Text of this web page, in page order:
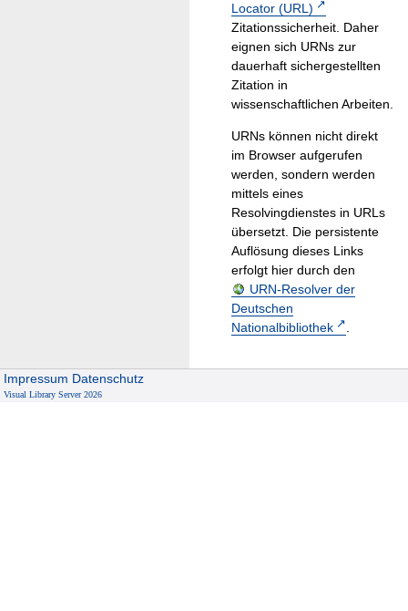
Locator (URL)
Zitationssicherheit. Daher
eignen sich URNs zur
dauerhaft sichergestellten
Zitation in
wissenschaftlichen Arbeiten.
URNs können nicht direkt
im Browser aufgerufen
werden, sondern werden
mittels eines
Resolvingdienstes in URLs
übersetzt. Die persistente
Auflösung dieses Links
erfolgt hier durch den
URN-Resolver der
Deutschen
Nationalbibliothek
.
Impressum Datenschutz
Visual Library Server 2026